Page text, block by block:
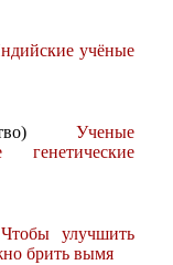
учёные
Ученые
генетические
Чтобы улучшить
брить вымя